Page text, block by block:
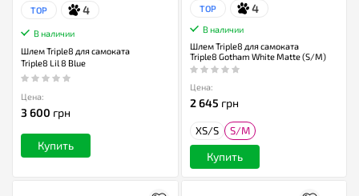
TOP 4
В наличии
Шлем Triple8 для самоката
Triple8 Lil 8 Blue
Цена:
3 600 грн
Купить
TOP 4
В наличии
Шлем Triple8 для самоката
Triple8 Gotham White Matte (S/M)
Цена:
2 645 грн
XS/S S/M
Купить